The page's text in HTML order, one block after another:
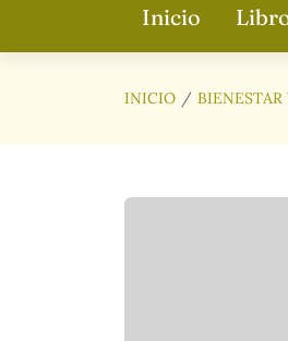
Inicio
INICIO BIENESTAR